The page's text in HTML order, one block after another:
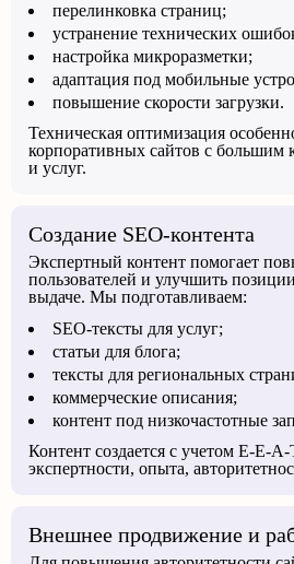
перелинковка страниц;
устранение технических
настройка микроразметки;
адаптация под мобильные
повышение скорости загрузки.
Техническая оптимизация
корпоративных сайтов с большим
и услуг.
Создание SEO-контента
Экспертный контент помогает
пользователей и улучшить
выдаче. Мы подготавливаем:
SEO-тексты для услуг;
статьи для блога;
тексты для региональных
коммерческие описания;
контент под низкочастотные
Контент создается с учетом E-E-
экспертности, опыта,
Внешнее продвижение и